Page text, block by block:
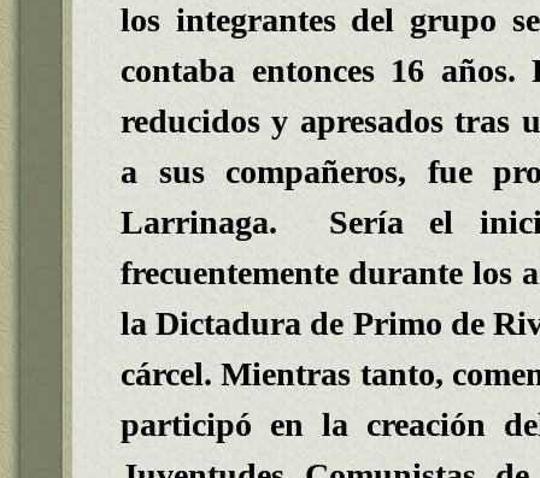
los integrantes del grupo
contaba entonces 16
reducidos y apresados tras
a sus compañeros, fue
Larrinaga. Sería el
frecuentemente durante los
la Dictadura de Primo de
cárcel. Mientras tanto,
participó en la creación